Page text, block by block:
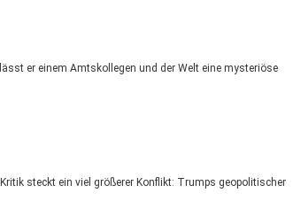
er einem Amtskollegen und der Welt eine mysteriöse
steckt ein viel größerer Konflikt: Trumps geopolitischer